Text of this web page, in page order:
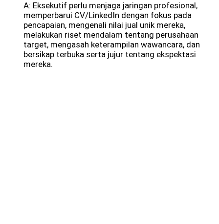
A: Eksekutif perlu menjaga jaringan profesional,
memperbarui CV/LinkedIn dengan fokus pada
pencapaian, mengenali nilai jual unik mereka,
melakukan riset mendalam tentang perusahaan
target, mengasah keterampilan wawancara, dan
bersikap terbuka serta jujur tentang ekspektasi
mereka.